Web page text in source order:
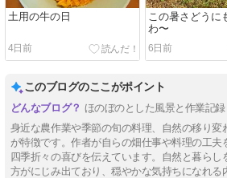
土用の牛の日
4日前
この暑さどうに
わ〜
6日前
このブログのここがポイント
ほのぼのとした風景と作業記録
身近な農作業や季節の旬の料理、自然の移り変
が特徴です。作者が自らの畑仕事や料理の工
四季折々の喜びを伝えています。自然と暮らし
方がにじみ出ており、穏やかな気持ちになれる